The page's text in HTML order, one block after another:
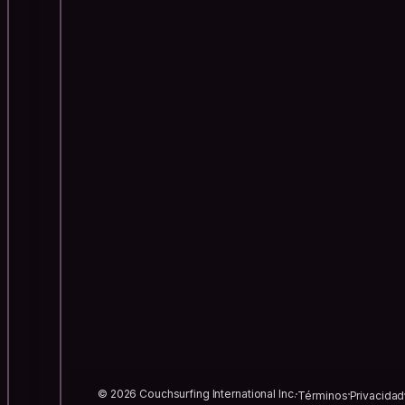
© 2026 Couchsurfing International Inc.TérminosPrivacidad